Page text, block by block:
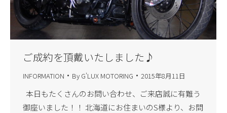
ご成約を頂戴いたしました♪
INFORMATION By G'LUX MOTORING 2015年8月11日
本日もたくさんのお問い合わせ、ご来店誠に有難う
御座いました！！ 北海道にお住まいのS様より、お問